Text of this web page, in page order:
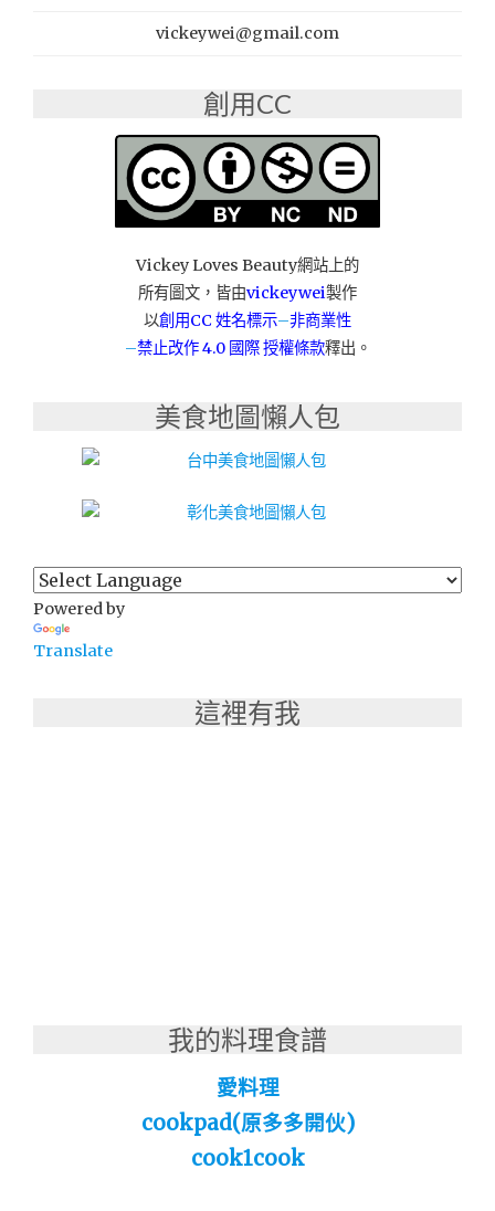
髮
型
沙
龍
團
隊"
vickeywei@gmail.com
創用CC
Vickey Loves Beauty網站上的
所有圖文，皆由vickeywei製作
以創用CC 姓名標示–非商業性
–禁止改作4.0 國際 授權條款釋出。
美食地圖懶人包
Powered by
Translate
這裡有我
我的料理食譜
愛料理
cookpad(原多多開伙)
cook1cook